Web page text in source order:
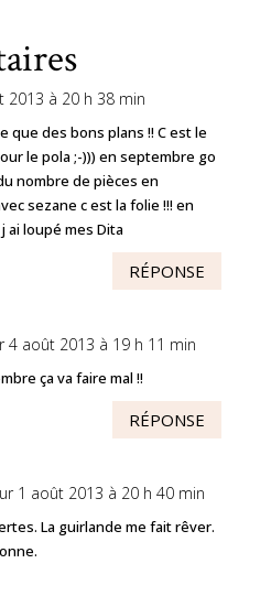
2013 à 20 h 38 min
que des bons plans !! C est le
le pola ;-))) en septembre go
nombre de pièces en
sezane c est la folie !!! en
loupé mes Dita
RÉPONSE
4 août 2013 à 19 h 11 min
ça va faire mal !!
RÉPONSE
1 août 2013 à 20 h 40 min
La guirlande me fait rêver.